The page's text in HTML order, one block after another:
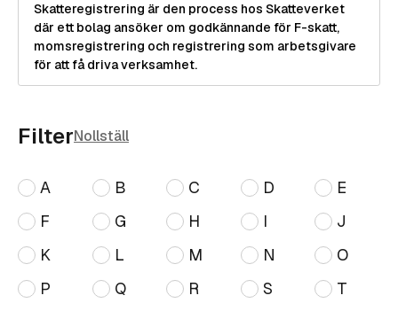
Skatteregistrering är den process hos Skatteverket
där ett bolag ansöker om godkännande för F-skatt,
momsregistrering och registrering som arbetsgivare
för att få driva verksamhet.
FilterNollställ
A B C D
E
F
G H I
J
K
L M N
O
P
Q R S
T